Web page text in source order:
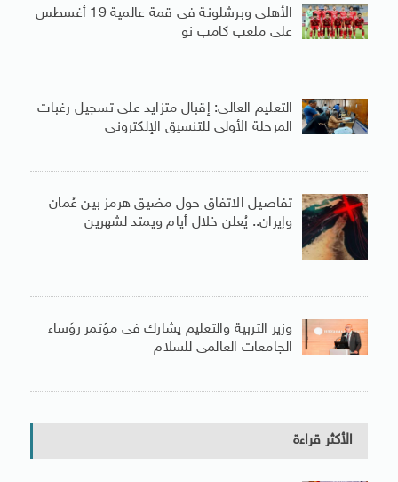
الأهلى وبرشلونة فى قمة عالمية 19 أغسطس
على ملعب كامب نو
التعليم العالى: إقبال متزايد على تسجيل رغبات
المرحلة الأولى للتنسيق الإلكترونى
تفاصيل الاتفاق حول مضيق هرمز بين عُمان
وإيران.. يُعلن خلال أيام ويمتد لشهرين
وزير التربية والتعليم يشارك فى مؤتمر رؤساء
الجامعات العالمى للسلام
الأكثر قراءة